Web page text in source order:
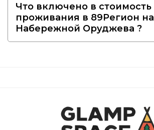
Что включено в стоимость
проживания в 89Регион на
Набережной Оруджева ?